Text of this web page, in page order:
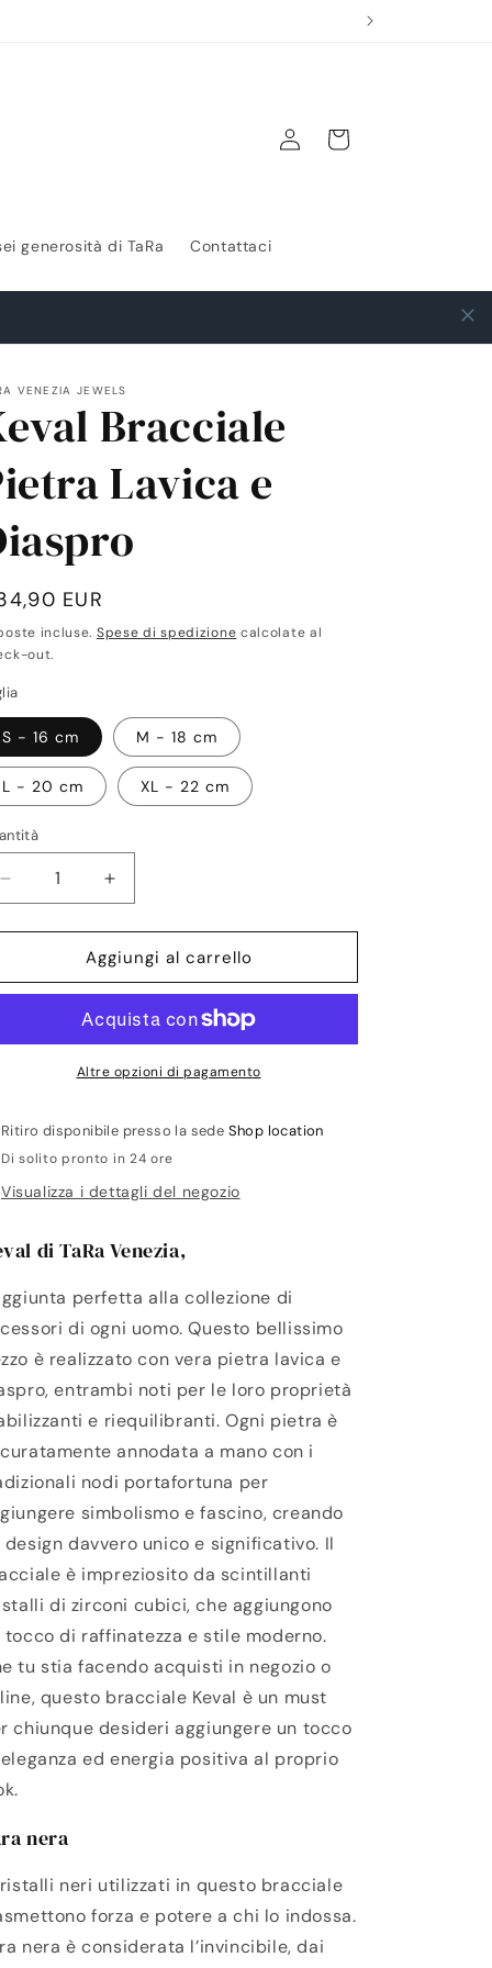
generosità di TaRa Contattaci
Accedi Carrello
VENEZIA JEWELS
Bracciale
Lavica e
EUR
incluse. Spese di spedizione calcolate al
out.
S - 16 cm M - 18 cm
L - 20 cm XL - 22 cm
Diminuisci
quantità
per
Bracciale
e
Aumenta
quantità
per
Keval
Bracciale
Lavica
e
Diaspro
Aggiungi al carrello
Altre opzioni di pagamento
Ritiro disponibile presso la sede Shop location
Di solito pronto in 24 ore
Visualizza i dettagli del negozio
di TaRa Venezia,
perfetta alla collezione di
di ogni uomo.Questo bellissimo
è realizzato con vera pietra lavica e
entrambi noti per le loro proprietà
e riequilibranti.Ogni pietra è
annodata a mano con i
nodi portafortuna per
simbolismo e fascino, creando
design davvero unico e significativo. Il
è impreziosito da scintillanti
di zirconi cubici, che aggiungono
tocco di raffinatezza e stile moderno.
tu stia facendo acquisti in negozio o
questo bracciale Keval è un must
chiunque desideri aggiungere un tocco
ed energia positiva al proprio
nera
neri utilizzati in questo bracciale
forza e potere a chi lo indossa.
nera è considerata l’invincibile, dai